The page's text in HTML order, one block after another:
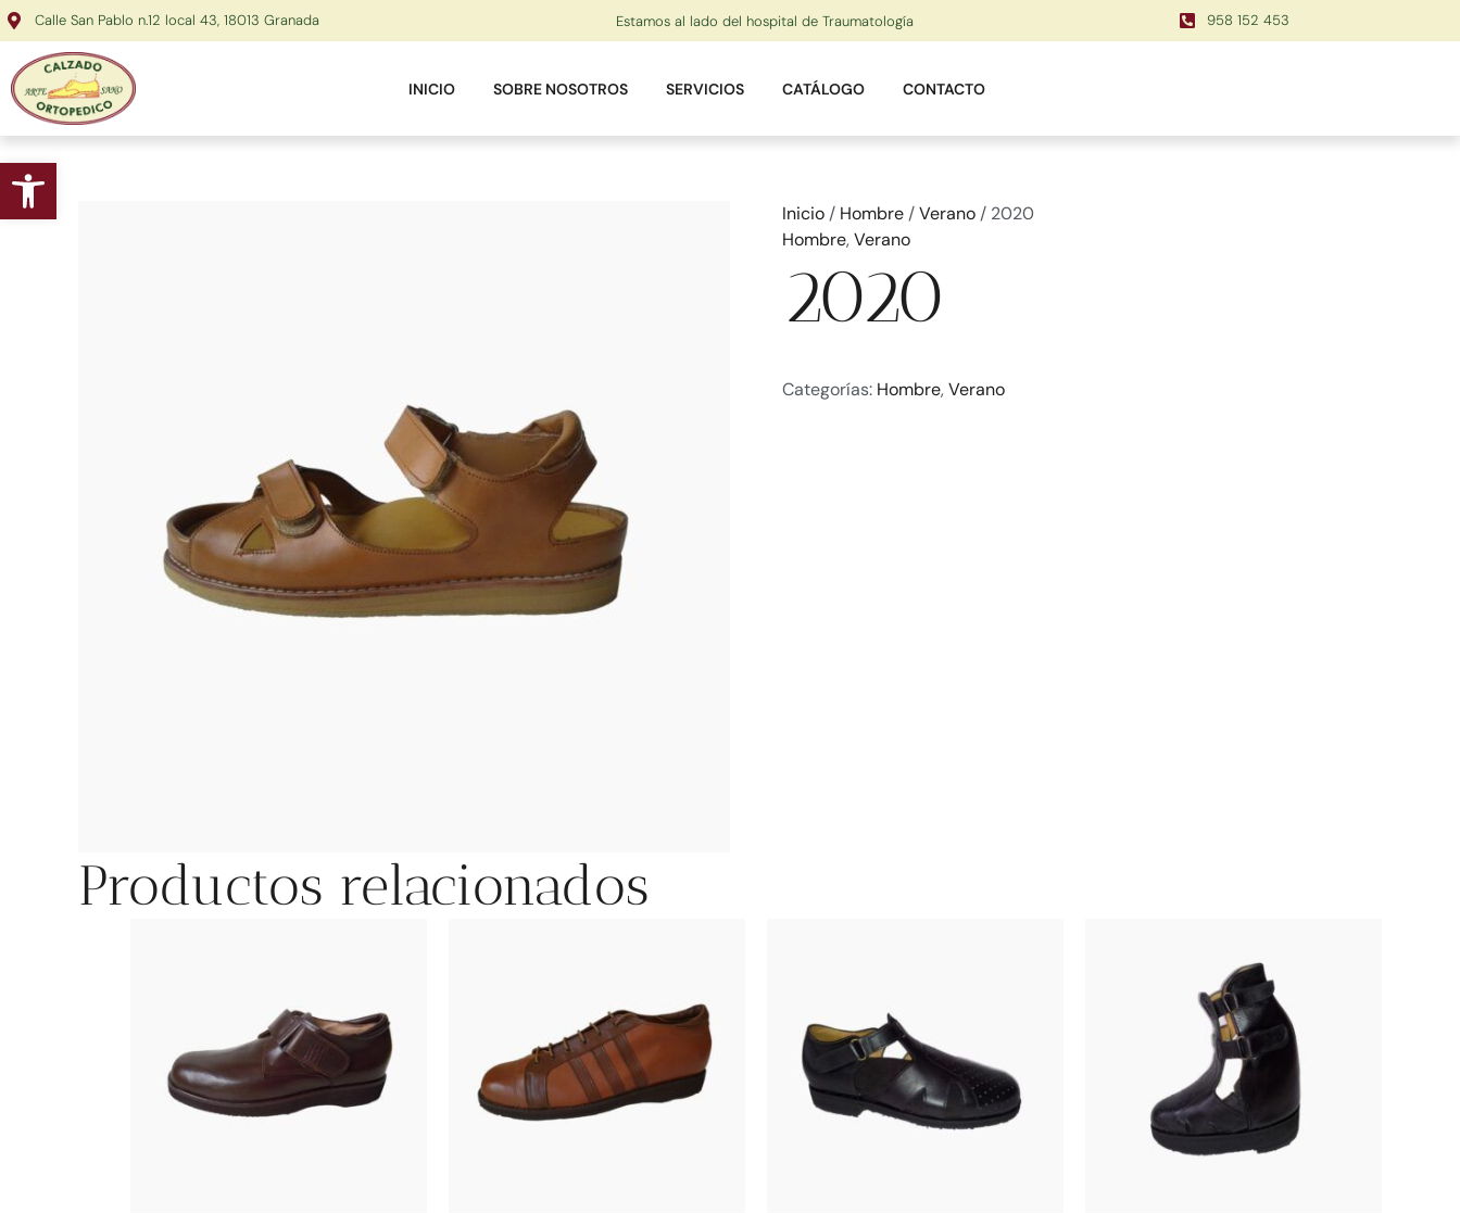
Ir
al
contenido
Calle San Pablo n.12 local 43, 18013 Granada Estamos al lado del hospital de Traumatología 958 152 453
INICIO SOBRE NOSOTROS SERVICIOS CATÁLOGO CONTACTO
Inicio / Hombre /Verano / 2020
Hombre,Verano
2020
Categorías: Hombre,Verano
Productos relacionados
Abrir barra de herramientas